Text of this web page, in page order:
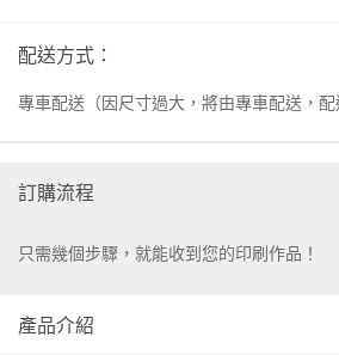
配送方式：
專車配送（因尺寸過大，將由專車配送，配
訂購流程
只需幾個步驟，就能收到您的印刷作品！
產品介紹